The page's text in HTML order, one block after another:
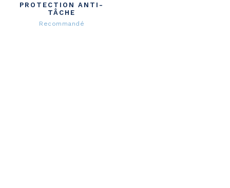
PROTECTION ANTI-
TÂCHE
Recommandé